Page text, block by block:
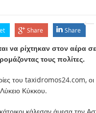
Share Share
να ρίχτηκαν στον αέρα
τους πολίτες.
του taxidromos24.com, οι
Κύκκου.